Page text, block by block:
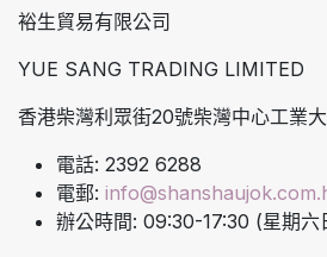
裕生貿易有限公司
YUE SANG TRADING LIMITED
香港柴灣利眾街20號柴灣中心工業
電話: 2392 6288
電郵:
辦公時間: 09:30-17:30 (星期六